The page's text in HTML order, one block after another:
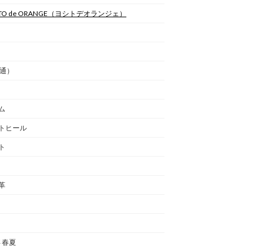
de ORANGE （ヨシトデオランジェ）
）
ヒール
夏